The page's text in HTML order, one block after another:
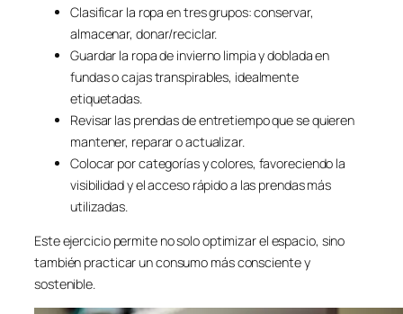
Clasificar la ropa en tres grupos: conservar,
almacenar, donar/reciclar.
Guardar la ropa de invierno limpia y doblada en
fundas o cajas transpirables, idealmente
etiquetadas.
Revisar las prendas de entretiempo que se quieren
mantener, reparar o actualizar.
Colocar por categorías y colores, favoreciendo la
visibilidad y el acceso rápido a las prendas más
utilizadas.
Este ejercicio permite no solo optimizar el espacio, sino
también practicar un consumo más consciente y
sostenible.